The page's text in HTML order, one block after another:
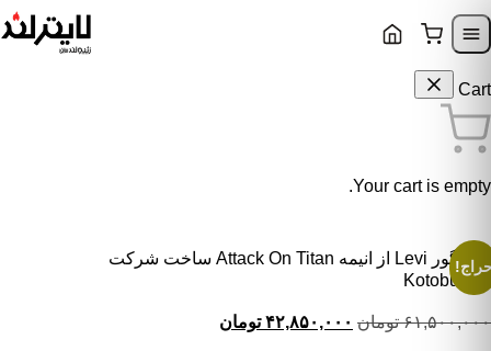
Skip to navigation
Cart
Your cart is empty.
فیگور Levi از انیمه Attack On Titan ساخت شرکت
Kotobukiya
۶۱,۵۰۰,۰۰۰ تومان قیمت اصلی: ۶۱,۵۰۰,۰۰۰ تومان بود.
۴۲,۸۵۰,۰۰۰ تومان